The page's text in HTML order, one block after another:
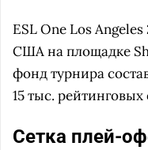
ESL One Los
США на площадке
фонд турнира
15 тыс.
Сетка плей-